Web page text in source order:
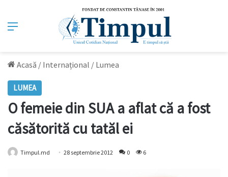
Meniu
Acasă / Internațional / Lumea
LUMEA
O femeie din SUA a aflat că a fost
căsătorită cu tatăl ei
Timpul.md 28 septembrie 2012 0 6